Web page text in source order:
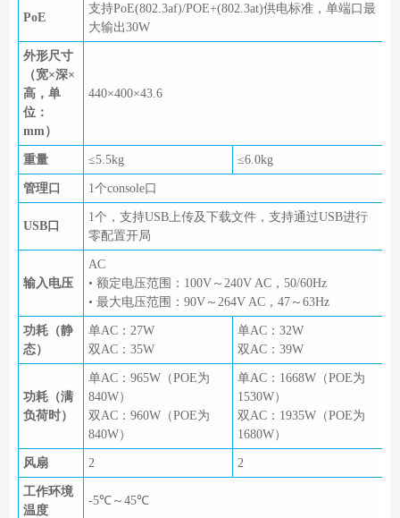
PoE
支持PoE(802.3af)/POE+(802.3at)供电标准，单端口最
大输出30W
外形尺寸
（宽×深×
高，单
位：
mm）
440×400×43.6
重量 ≤5.5kg ≤6.0kg
管理口 1个console口
USB口
1个，支持USB上传及下载文件，支持通过USB进行
零配置开局
输入电压
AC
• 额定电压范围：100V～240V AC，50/60Hz
• 最大电压范围：90V～264V AC，47～63Hz
功耗（静
态）
单AC：27W
双AC：35W
单AC：32W
双AC：39W
功耗（满
负荷时）
单AC：965W（POE为
840W）
双AC：960W（POE为
840W）
单AC：1668W（POE为
1530W）
双AC：1935W（POE为
1680W）
风扇 2 2
工作环境
温度
-5℃～45℃